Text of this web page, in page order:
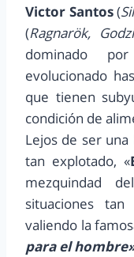
Victor Santos(
(Ragnarök,
dominado
evolucionado
que tienen
condición de
Lejos de ser
tan explotado, «
mezquindad
situaciones
valiendo la
para el